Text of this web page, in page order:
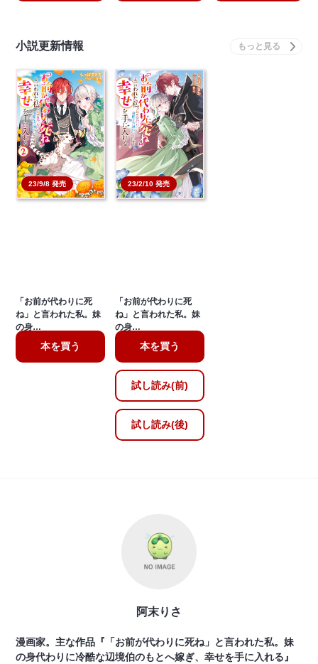
小説更新情報
23/9/8 発売
「お前が代わりに死
ね」と言われた私。妹
の身…
本を買う
23/2/10 発売
「お前が代わりに死
ね」と言われた私。妹
の身…
本を買う
試し読み(前)
試し読み(後)
阿末りさ
漫画家。主な作品『「お前が代わりに死ね」と言われた私。妹
の身代わりに冷酷な辺境伯のもとへ嫁ぎ、幸せを手に入れる』